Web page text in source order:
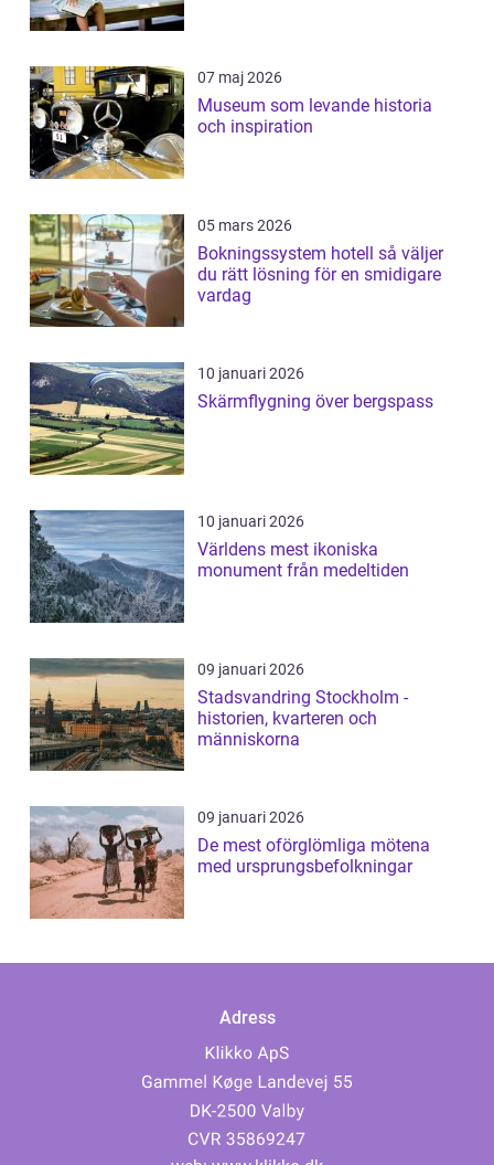
07 maj 2026
Museum som levande historia
och inspiration
05 mars 2026
Bokningssystem hotell så väljer
du rätt lösning för en smidigare
vardag
10 januari 2026
Skärmflygning över bergspass
10 januari 2026
Världens mest ikoniska
monument från medeltiden
09 januari 2026
Stadsvandring Stockholm -
historien, kvarteren och
människorna
09 januari 2026
De mest oförglömliga mötena
med ursprungsbefolkningar
Adress